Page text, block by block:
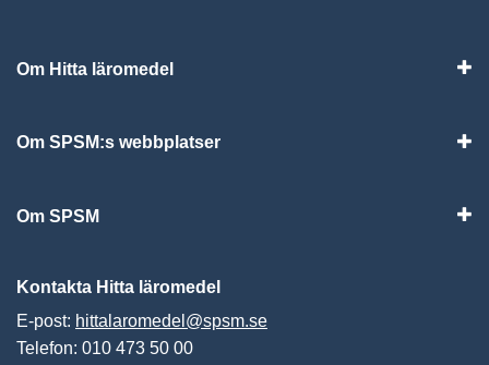
Om Hitta läromedel
Om SPSM:s webbplatser
Om SPSM
Kontakta Hitta läromedel
E-post: hittalaromedel@spsm.se
Telefon: 010 473 50 00